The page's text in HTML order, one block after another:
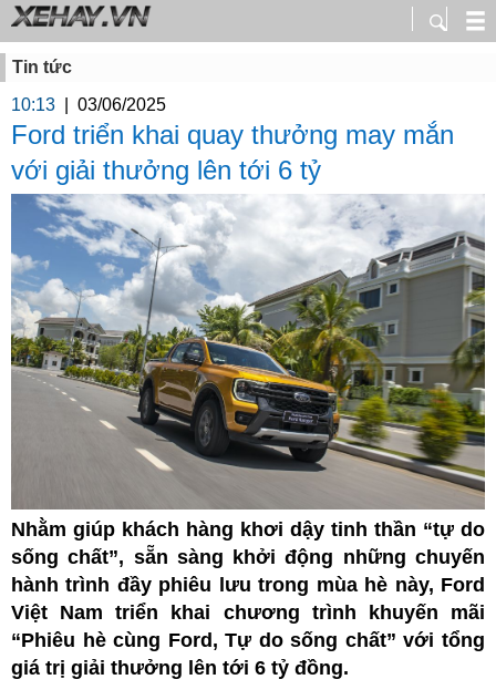
Tin tức
10:13
03/06/2025
Ford triển khai quay thưởng may mắn
với giải thưởng lên tới 6 tỷ
Nhằm giúp khách hàng khơi dậy tinh thần “tự do
sống chất”, sẵn sàng khởi động những chuyến
hành trình đầy phiêu lưu trong mùa hè này, Ford
Việt Nam triển khai chương trình khuyến mãi
“Phiêu hè cùng Ford, Tự do sống chất” với tổng
giá trị giải thưởng lên tới 6 tỷ đồng.